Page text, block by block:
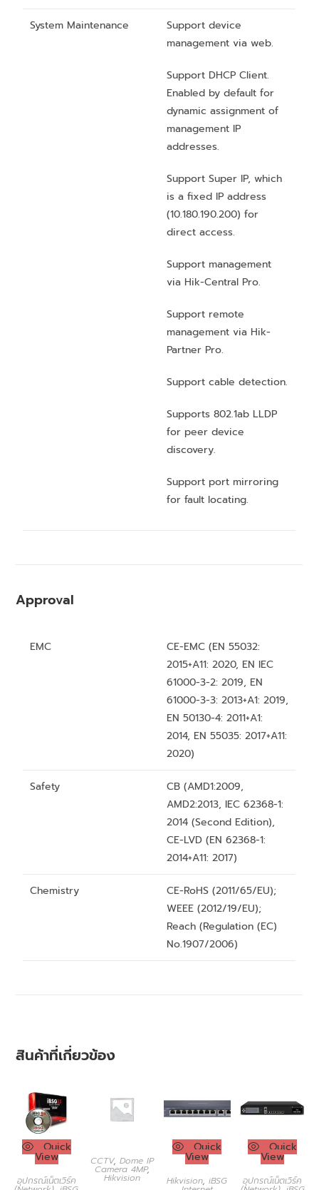
System Maintenance
Support device
management via web.
Support DHCP Client.
Enabled by default for
dynamic assignment of
management IP
addresses.
Support Super IP, which
is a fixed IP address
(10.180.190.200) for
direct access.
Support management
via Hik-Central Pro.
Support remote
management via Hik-
Partner Pro.
Support cable detection.
Supports 802.1ab LLDP
for peer device
discovery.
Support port mirroring
for fault locating.
Approval
EMC
CE-EMC (EN 55032:
2015+A11: 2020, EN IEC
61000-3-2: 2019, EN
61000-3-3: 2013+A1: 2019,
EN 50130-4: 2011+A1:
2014, EN 55035: 2017+A11:
2020)
Safety
CB (AMD1:2009,
AMD2:2013, IEC 62368-1:
2014 (Second Edition),
CE-LVD (EN 62368-1:
2014+A11: 2017)
Chemistry
CE-RoHS (2011/65/EU);
WEEE (2012/19/EU);
Reach (Regulation (EC)
No.1907/2006)
สินค้าที่เกี่ยวข้อง
Quick
View
อุปกรณ์เน็ตเวิร์ค
CCTV, Dome IP
Camera 4MP,
Hikvision
Quick
View
Hikvision,iBSG
Quick
View
อุปกรณ์เน็ตเวิร์ค